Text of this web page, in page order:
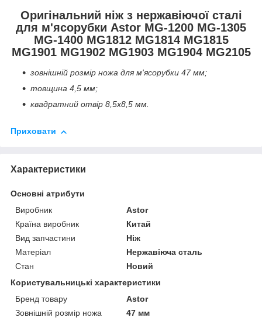
Оригінальний ніж з нержавіючої сталі
для м'ясорубки Astor MG-1200 MG-1305
MG-1400 MG1812 MG1814 MG1815
MG1901 MG1902 MG1903 MG1904 MG2105
зовнішній розмір ножа для м'ясорубки 47 мм;
товщина 4,5 мм;
квадратний отвір 8,5x8,5 мм.
Приховати
Характеристики
Основні атрибути
Виробник
Astor
Країна виробник
Китай
Вид запчастини
Ніж
Матеріал
Нержавіюча сталь
Стан
Новий
Користувальницькі характеристики
Бренд товару
Astor
Зовнішній розмір ножа
47 мм